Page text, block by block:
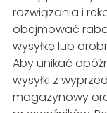
rozwiązania i
obejmować
wysyłkę lub
Aby unikać
wysyłki z
magazynowy